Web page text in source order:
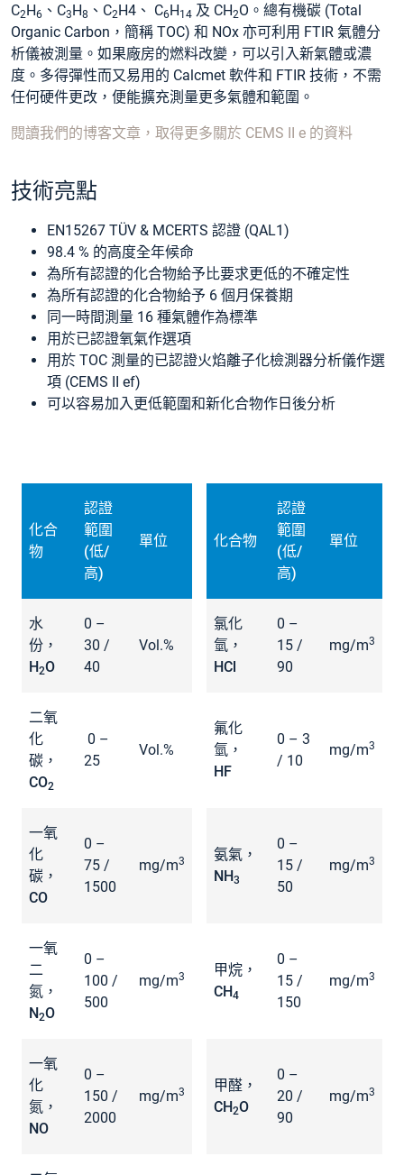
C2H6 、C3H8 、C2H4、 C6H14 及 CH2O。總有機碳 (Total
Organic Carbon，簡稱 TOC) 和 NOx 亦可利用 FTIR 氣體分
析儀被測量。如果廠房的燃料改變，可以引入新氣體或濃
度。多得彈性而又易用的 Calcmet 軟件和 FTIR 技術，不需
任何硬件更改，便能擴充測量更多氣體和範圍。
閱讀我們的博客文章，取得更多關於 CEMS II e 的資料
技術亮點
EN15267 TÜV & MCERTS 認證 (QAL1)
98.4 % 的高度全年候命
為所有認證的化合物給予比要求更低的不確定性
為所有認證的化合物給予 6 個月保養期
同一時間測量 16 種氣體作為標準
用於已認證氧氣作選項
用於 TOC 測量的已認證火焰離子化檢測器分析儀作選
項 (CEMS II ef)
可以容易加入更低範圍和新化合物作日後分析
化合
物
認證
範圍
(低/
高)
單位 化合物
認證
範圍
(低/
高)
單位
水
份，
H2O
0 –
30 /
40
Vol.%
氯化
氫，
HCl
0 –
15 /
90
mg/m3
二氧
化
碳，
CO2
0 –
25
Vol.%
氟化
氫，
HF
0 – 3
/ 10
mg/m3
一氧
化
碳，
CO
0 –
75 /
1500
mg/m3
氨氣，
NH3
0 –
15 /
50
mg/m3
一氧
二
氮，
N2O
0 –
100 /
500
mg/m3
甲烷，
CH4
0 –
15 /
150
mg/m3
一氧
化
氮，
NO
0 –
150 /
2000
mg/m3
甲醛，
CH2O
0 –
20 /
90
mg/m3